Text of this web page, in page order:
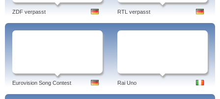
ZDF verpasst RTL verpasst
Eurovision Song Contest Rai Uno